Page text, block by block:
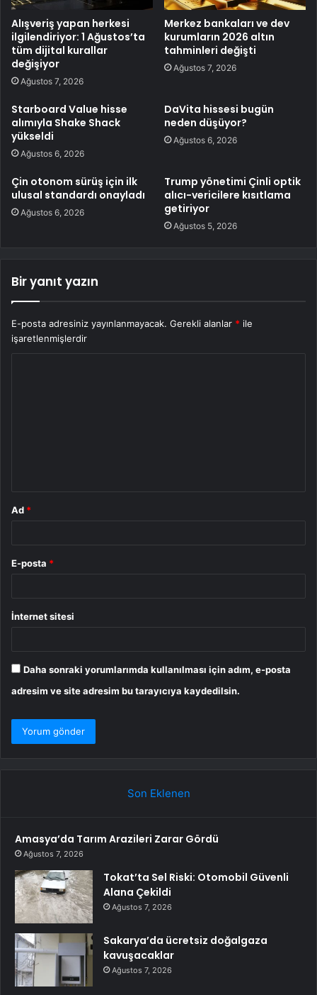
Alışveriş yapan herkesi
ilgilendiriyor: 1 Ağustos’ta
tüm dijital kurallar
değişiyor
Ağustos 7, 2026
Merkez bankaları ve dev
kurumların 2026 altın
tahminleri değişti
Ağustos 7, 2026
Starboard Value hisse
alımıyla Shake Shack
yükseldi
Ağustos 6, 2026
DaVita hissesi bugün
neden düşüyor?
Ağustos 6, 2026
Çin otonom sürüş için ilk
ulusal standardı onayladı
Ağustos 6, 2026
Trump yönetimi Çinli optik
alıcı-vericilere kısıtlama
getiriyor
Ağustos 5, 2026
Bir yanıt yazın
E-posta adresiniz yayınlanmayacak. Gerekli alanlar * ile
işaretlenmişlerdir
Ad *
E-posta *
İnternet sitesi
Daha sonraki yorumlarımda kullanılması için adım, e-posta
adresim ve site adresim bu tarayıcıya kaydedilsin.
Son Eklenen
Amasya’da Tarım Arazileri Zarar Gördü
Ağustos 7, 2026
Tokat’ta Sel Riski: Otomobil Güvenli
Alana Çekildi
Ağustos 7, 2026
Sakarya’da ücretsiz doğalgaza
kavuşacaklar
Ağustos 7, 2026